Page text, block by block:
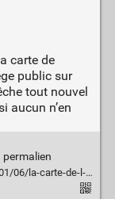
carte de
public sur
tout nouvel
aucun n’en
permalien
de-situations-aberrantes_6660677_3224.html